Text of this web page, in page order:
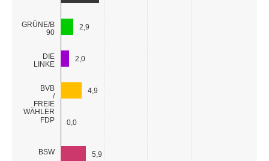
GRÜNE/B
90
DIE
LINKE
BVB
/
FREIE
WÄHLER
FDP
BSW
2,9
2,0
4,9
0,0
5,9